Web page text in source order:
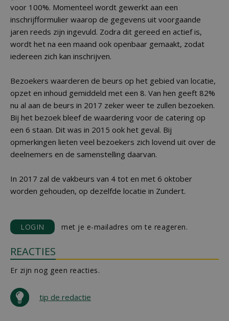
voor 100%. Momenteel wordt gewerkt aan een
inschrijfformulier waarop de gegevens uit voorgaande
jaren reeds zijn ingevuld. Zodra dit gereed en actief is,
wordt het na een maand ook openbaar gemaakt, zodat
iedereen zich kan inschrijven.
Bezoekers waarderen de beurs op het gebied van locatie,
opzet en inhoud gemiddeld met een 8. Van hen geeft 82%
nu al aan de beurs in 2017 zeker weer te zullen bezoeken.
Bij het bezoek bleef de waardering voor de catering op
een 6 staan. Dit was in 2015 ook het geval. Bij
opmerkingen lieten veel bezoekers zich lovend uit over de
deelnemers en de samenstelling daarvan.
In 2017 zal de vakbeurs van 4 tot en met 6 oktober
worden gehouden, op dezelfde locatie in Zundert.
LOGIN met je e-mailadres om te reageren.
REACTIES
Er zijn nog geen reacties.
tip de redactie